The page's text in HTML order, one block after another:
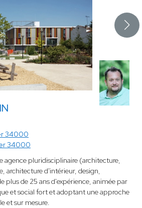
34000
34000
agence pluridisciplinaire (architecture,
architecture d'intérieur, design,
plus de 25 ans d'expérience, animée par
et social fort et adoptant une approche
et sur mesure.